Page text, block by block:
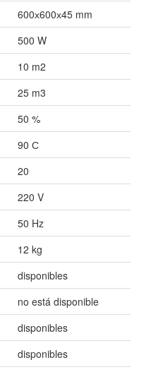
600х600х45 mm
500 W
10 m2
25 m3
50 %
90 С
20
220 V
50 Hz
12 kg
disponibles
no está disponible
disponibles
disponibles